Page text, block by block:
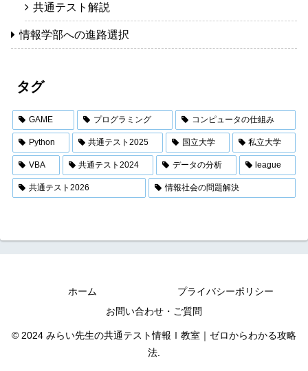
共通テスト解説
情報学部への進路選択
タグ
GAME プログラミング コンピュータの仕組み
Python 共通テスト2025 国立大学 私立大学
VBA 共通テスト2024 データの分析 league
共通テスト2026 情報社会の問題解決
ホーム
プライバシーポリシー
お問い合わせ・ご質問
© 2024 みらい先生の共通テスト情報Ⅰ教室｜ゼロからわかる攻略
法.